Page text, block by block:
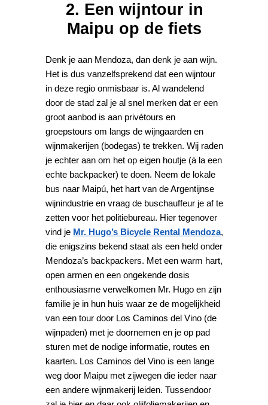
2. Een wijntour in
Maipu op de fiets
Denk je aan Mendoza, dan denk je aan wijn.
Het is dus vanzelfsprekend dat een wijntour
in deze regio onmisbaar is. Al wandelend
door de stad zal je al snel merken dat er een
groot aanbod is aan privétours en
groepstours om langs de wijngaarden en
wijnmakerijen (bodegas) te trekken. Wij raden
je echter aan om het op eigen houtje (à la een
echte backpacker) te doen. Neem de lokale
bus naar Maipú, het hart van de Argentijnse
wijnindustrie en vraag de buschauffeur je af te
zetten voor het politiebureau. Hier tegenover
vind je Mr. Hugo’s Bicycle Rental Mendoza,
die enigszins bekend staat als een held onder
Mendoza’s backpackers. Met een warm hart,
open armen en een ongekende dosis
enthousiasme verwelkomen Mr. Hugo en zijn
familie je in hun huis waar ze de mogelijkheid
van een tour door Los Caminos del Vino (de
wijnpaden) met je doornemen en je op pad
sturen met de nodige informatie, routes en
kaarten. Los Caminos del Vino is een lange
weg door Maipu met zijwegen die ieder naar
een andere wijnmakerij leiden. Tussendoor